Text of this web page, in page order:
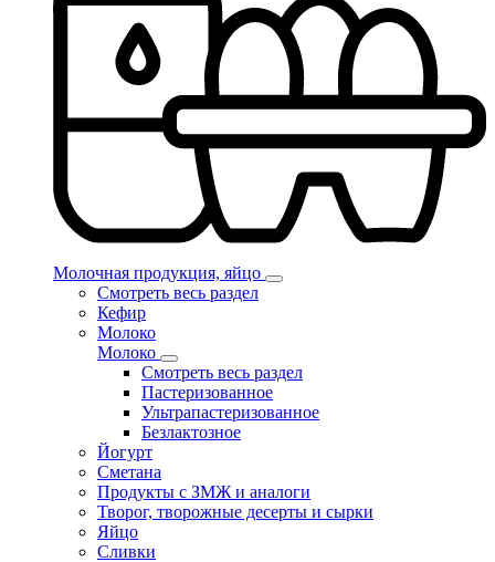
Молочная продукция, яйцо
Смотреть весь раздел
Кефир
Молоко
Молоко
Смотреть весь раздел
Пастеризованное
Ультрапастеризованное
Безлактозное
Йогурт
Сметана
Продукты с ЗМЖ и аналоги
Творог, творожные десерты и сырки
Яйцо
Сливки